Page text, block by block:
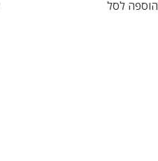
הוספה לסל